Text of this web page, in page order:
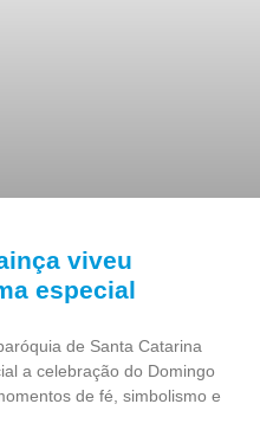
viveu
especial
de Santa Catarina
a celebração do Domingo
de fé, simbolismo e